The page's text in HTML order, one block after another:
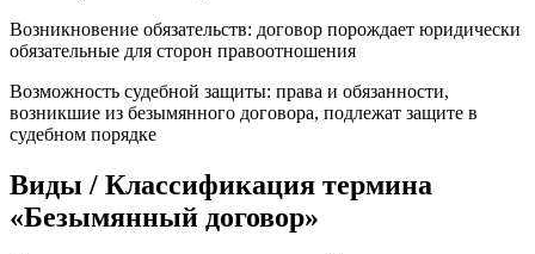
Возникновение обязательств: договор порождает юридически
обязательные для сторон правоотношения
Возможность судебной защиты: права и обязанности,
возникшие из безымянного договора, подлежат защите в
судебном порядке
Виды / Классификация термина
«Безымянный договор»